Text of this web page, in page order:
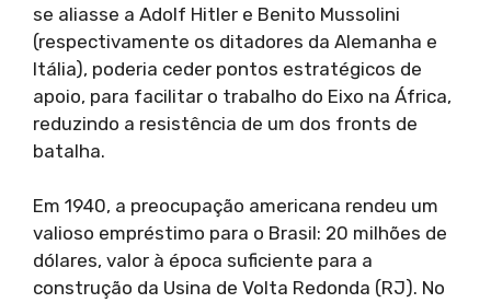
se aliasse a Adolf Hitler e Benito Mussolini
(respectivamente os ditadores da Alemanha e
Itália), poderia ceder pontos estratégicos de
apoio, para facilitar o trabalho do Eixo na África,
reduzindo a resistência de um dos fronts de
batalha.
Em 1940, a preocupação americana rendeu um
valioso empréstimo para o Brasil: 20 milhões de
dólares, valor à época suficiente para a
construção da Usina de Volta Redonda (RJ). No